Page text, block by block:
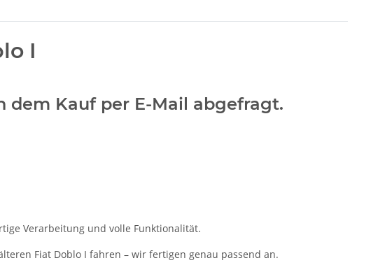
I
dem Kauf per E-Mail abgefragt.
Verarbeitung und volle Funktionalität.
Fiat Doblo I fahren – wir fertigen genau passend an.